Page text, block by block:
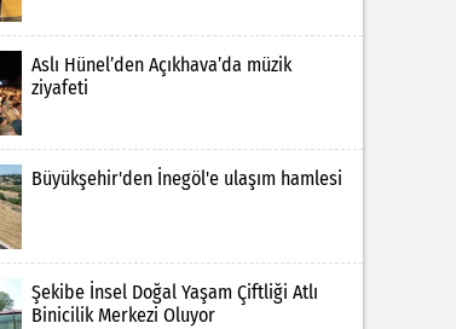
Aslı Hünel’den Açıkhava’da müzik
ziyafeti
Büyükşehir'den İnegöl'e ulaşım hamlesi
Şekibe İnsel Doğal Yaşam Çiftliği Atlı
Binicilik Merkezi Oluyor